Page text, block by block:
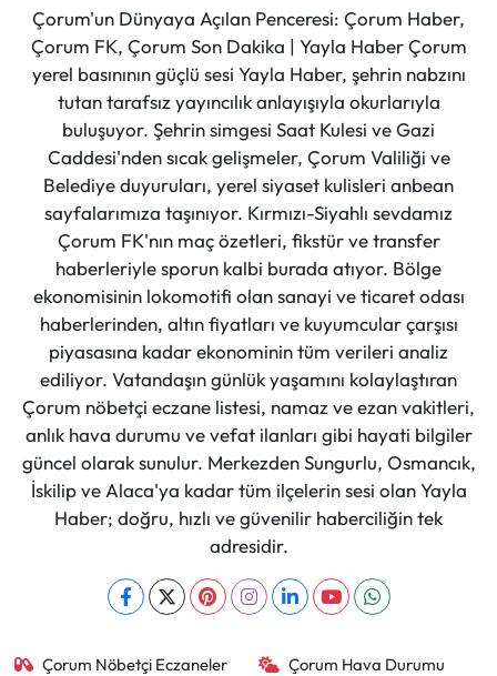
Çorum'un Dünyaya Açılan Penceresi: Çorum Haber,
Çorum FK, Çorum Son Dakika | Yayla Haber Çorum
yerel basınının güçlü sesi Yayla Haber, şehrin nabzını
tutan tarafsız yayıncılık anlayışıyla okurlarıyla
buluşuyor. Şehrin simgesi Saat Kulesi ve Gazi
Caddesi'nden sıcak gelişmeler, Çorum Valiliği ve
Belediye duyuruları, yerel siyaset kulisleri anbean
sayfalarımıza taşınıyor. Kırmızı-Siyahlı sevdamız
Çorum FK'nın maç özetleri, fikstür ve transfer
haberleriyle sporun kalbi burada atıyor. Bölge
ekonomisinin lokomotifi olan sanayi ve ticaret odası
haberlerinden, altın fiyatları ve kuyumcular çarşısı
piyasasına kadar ekonominin tüm verileri analiz
ediliyor. Vatandaşın günlük yaşamını kolaylaştıran
Çorum nöbetçi eczane listesi, namaz ve ezan vakitleri,
anlık hava durumu ve vefat ilanları gibi hayati bilgiler
güncel olarak sunulur. Merkezden Sungurlu, Osmancık,
İskilip ve Alaca'ya kadar tüm ilçelerin sesi olan Yayla
Haber; doğru, hızlı ve güvenilir haberciliğin tek
adresidir.
Çorum Nöbetçi Eczaneler Çorum Hava Durumu